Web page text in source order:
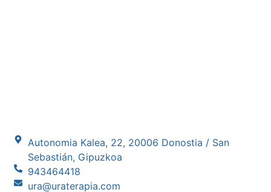
Autonomia Kalea, 22, 20006 Donostia / San
Sebastián, Gipuzkoa
943464418
ura@uraterapia.com